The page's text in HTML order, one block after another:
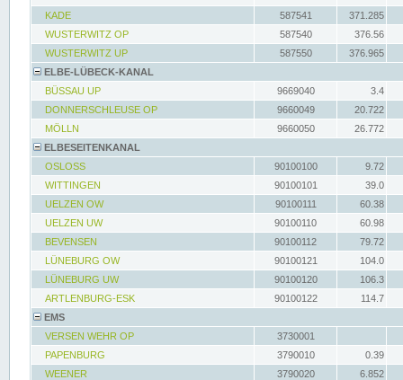
KADE
587541
371.285
WUSTERWITZ OP
587540
376.56
WUSTERWITZ UP
587550
376.965
ELBE-LÜBECK-KANAL
BÜSSAU UP
9669040
3.4
DONNERSCHLEUSE OP
9660049
20.722
MÖLLN
9660050
26.772
ELBESEITENKANAL
OSLOSS
90100100
9.72
WITTINGEN
90100101
39.0
UELZEN OW
90100111
60.38
UELZEN UW
90100110
60.98
BEVENSEN
90100112
79.72
LÜNEBURG OW
90100121
104.0
LÜNEBURG UW
90100120
106.3
ARTLENBURG-ESK
90100122
114.7
EMS
VERSEN WEHR OP
3730001
PAPENBURG
3790010
0.39
WEENER
3790020
6.852